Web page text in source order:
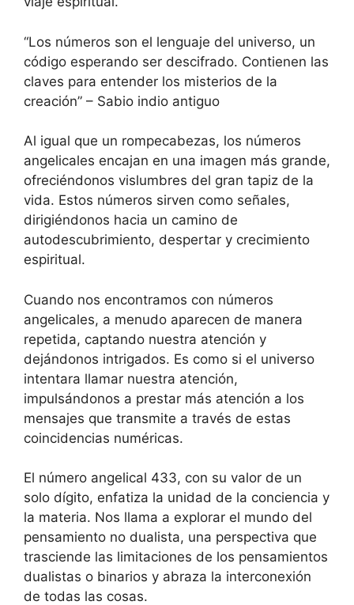
“Los números son el lenguaje del universo, un
código esperando ser descifrado. Contienen las
claves para entender los misterios de la
creación” – Sabio indio antiguo
Al igual que un rompecabezas, los números
angelicales encajan en una imagen más grande,
ofreciéndonos vislumbres del gran tapiz de la
vida. Estos números sirven como señales,
dirigiéndonos hacia un camino de
autodescubrimiento, despertar y crecimiento
espiritual.
Cuando nos encontramos con números
angelicales, a menudo aparecen de manera
repetida, captando nuestra atención y
dejándonos intrigados. Es como si el universo
intentara llamar nuestra atención,
impulsándonos a prestar más atención a los
mensajes que transmite a través de estas
coincidencias numéricas.
El número angelical 433, con su valor de un
solo dígito, enfatiza la unidad de la conciencia y
la materia. Nos llama a explorar el mundo del
pensamiento no dualista, una perspectiva que
trasciende las limitaciones de los pensamientos
dualistas o binarios y abraza la interconexión
de todas las cosas.